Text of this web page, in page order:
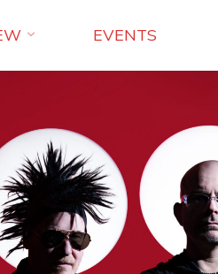
EVENTS